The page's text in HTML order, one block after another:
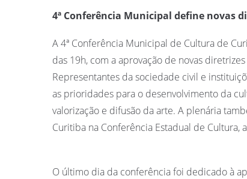
4ª Conferência Municipal define novas
A 4ª Conferência Municipal de Cultura de
das 19h, com a aprovação de novas
Representantes da sociedade civil e
as prioridades para o desenvolvimento da
valorização e difusão da arte. A plenária
Curitiba na Conferência Estadual de Cultura,
O último dia da conferência foi dedicado à